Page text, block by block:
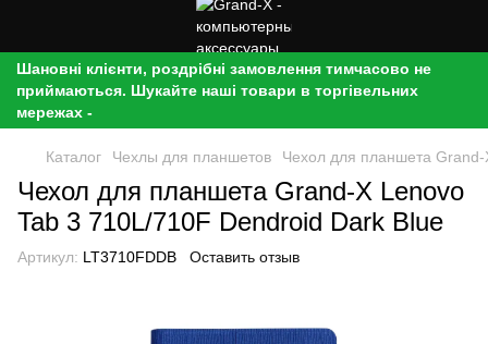
Шановні клієнти, роздрібні замовлення тимчасово не
приймаються. Шукайте наші товари в торгівельних
мережах -
Каталог Чехлы для планшетов Чехол для планшета
Чехол для планшета Grand-X Lenovo
Tab 3 710L/710F Dendroid Dark Blue
Артикул: LT3710FDDB Оставить отзыв